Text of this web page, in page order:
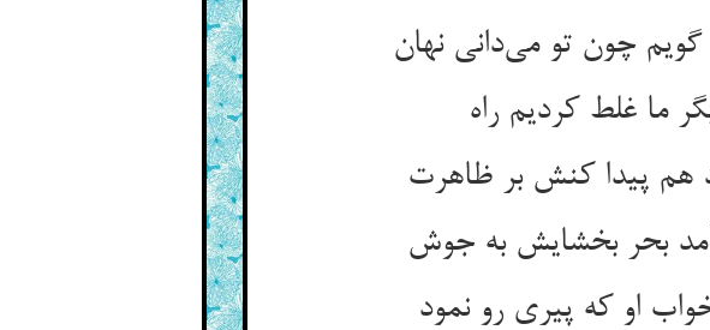
او که پیری رو نمود